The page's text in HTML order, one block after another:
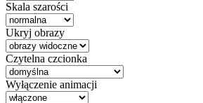
Skala szarości
Ukryj obrazy
Czytelna czcionka
Wyłączenie animacji